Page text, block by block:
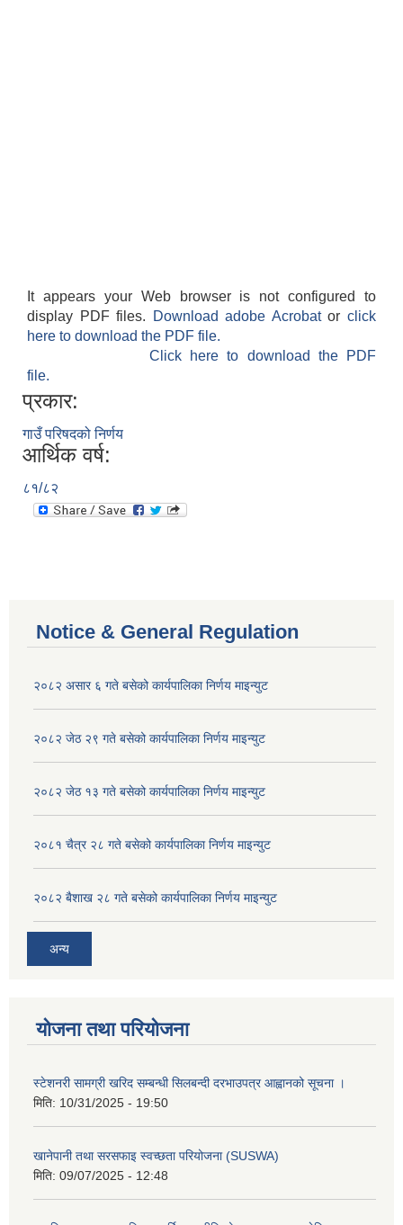
It appears your Web browser is not configured to
display PDF files.
Download adobe Acrobatorclick
here to download the PDF file.
Click here to download the PDF
file.
प्रकार:
गाउँ परिषदको निर्णय
आर्थिक वर्ष:
८१/८२
Notice & General Regulation
२०८२ असार ६ गते बसेको कार्यपालिका निर्णय माइन्युट
२०८२ जेठ २९ गते बसेको कार्यपालिका निर्णय माइन्युट
२०८२ जेठ १३ गते बसेको कार्यपालिका निर्णय माइन्युट
२०८१ चैत्र २८ गते बसेको कार्यपालिका निर्णय माइन्युट
२०८२ बैशाख २८ गते बसेको कार्यपालिका निर्णय माइन्युट
अन्य
योजना तथा परियोजना
स्टेशनरी सामग्री खरिद सम्बन्धी सिलबन्दी दरभाउपत्र आह्वानको सूचना ।
मिति: 10/31/2025 - 19:50
खानेपानी तथा सरसफाइ स्वच्छता परियोजना (SUSWA)
मिति: 09/07/2025 - 12:48